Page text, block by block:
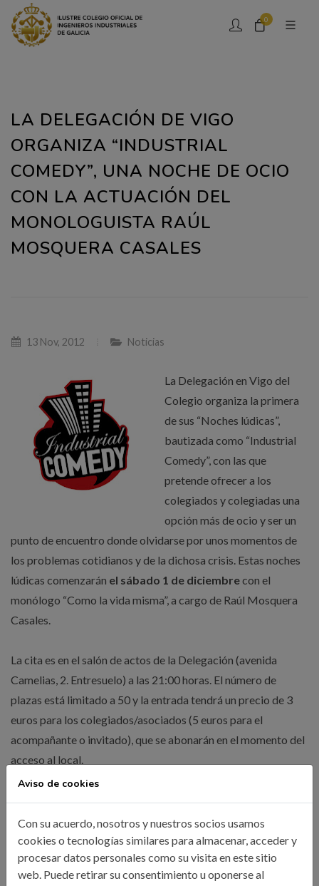
0
LA DELEGACIÓN DE VIGO
ORGANIZA “INDUSTRIAL
COMEDY”, UNA NOCHE DE OCIO
CON LA ACTUACIÓN DEL
MONOLOGUISTA RAÚL
MOSQUERA CASALES
13 Nov, 2012 Noticias
La Delegación en Vigo del
Colegio organiza la primera
de sus “Noches lúdicas”,
bautizada como “Industrial
Comedy”, con las que
pretende ofrecer a los
colegiados y colegiadas una
opción más de ocio y ser un
punto de encuentro donde olvidarse por unos momentos de
los problemas cotidianos y de la dichosa crisis. Estas noches
lúdicas comenzarán el sábado 1 de diciembrecon el
monólogo “Como la vida misma”, a cargo de Raúl Mosquera
Casales.
La cita es en el salón de actos de la Delegación (avenida
Camelias, 2. Entresuelo) a las 21:00 horas. El número de
plazas está limitado a 50 y la entrada tendrá un precio de 3
euros para los colegiados/asociados (5 euros para el
acompañante o invitado), que se abonarán en el momento del
acceso al local.
El monólogo tendrá una duración de hora y media, con un
pequeño descanso para tomar un vino, cerveza o refresco. Al
finalizar la actuación, habrá un ágape para los participantes.
Si estás interesado en participar, deberás inscribirte en
enlace antes del lunes 26 de noviembre.
Aviso de cookies
Con su acuerdo, nosotros y nuestros socios usamos
cookies o tecnologías similares para almacenar, acceder y
procesar datos personales como su visita en este sitio
web. Puede retirar su consentimiento u oponerse al